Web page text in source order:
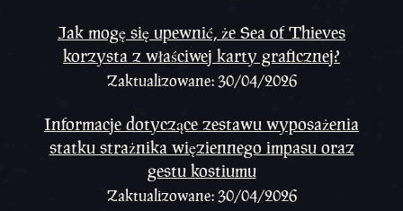
Jak mogę się upewnić, że Sea of Thieves
korzysta z właściwej karty graficznej?
Zaktualizowane: 30/04/2026
Informacje dotyczące zestawu wyposażenia
statku strażnika więziennego impasu oraz
gestu kostiumu
Zaktualizowane: 30/04/2026